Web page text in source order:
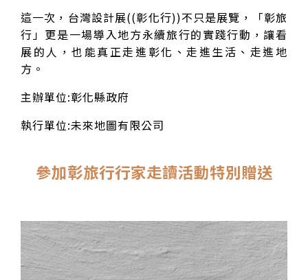
這一次，台灣設計展((彰化行))不只是展覽，「彰旅
行」更是一場導入地方永續旅行的實踐行動，讓看
展的人，也能真正走進彰化、走進生活、走進地
方。
主辦單位:彰化縣政府
執行單位:未來地圖有限公司
參加彰旅行行家走讀活動特別贈送